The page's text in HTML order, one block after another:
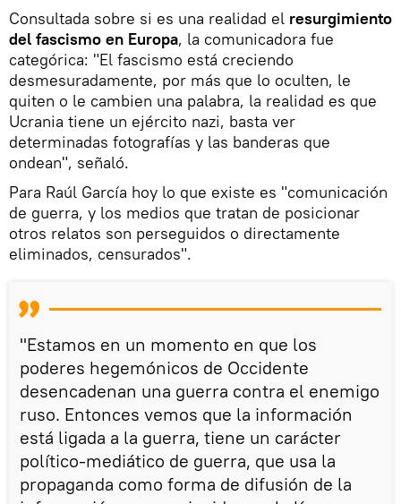
Consultada sobre si es una realidad el resurgimiento
del fascismo en Europa, la comunicadora fue
categórica: "El fascismo está creciendo
desmesuradamente, por más que lo oculten, le
quiten o le cambien una palabra, la realidad es que
Ucrania tiene un ejército nazi, basta ver
determinadas fotografías y las banderas que
ondean", señaló.
Para Raúl García hoy lo que existe es "comunicación
de guerra, y los medios que tratan de posicionar
otros relatos son perseguidos o directamente
eliminados, censurados".
"Estamos en un momento en que los
poderes hegemónicos de Occidente
desencadenan una guerra contra el enemigo
ruso. Entonces vemos que la información
está ligada a la guerra, tiene un carácter
político-mediático de guerra, que usa la
propaganda como forma de difusión de la